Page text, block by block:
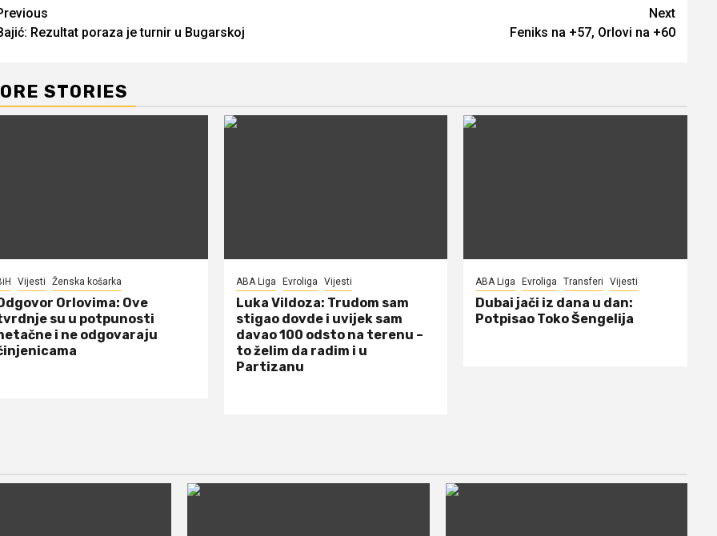
Rezultat poraza je turnir u Bugarskoj
Next
Feniks na +57, Orlovi na +60
STORIES
Vijesti Ženska košarka
Orlovima: ​Ove
su u potpunosti
i ne odgovaraju
ABA Liga Evroliga Vijesti
Luka Vildoza: Trudom sam
stigao dovde i uvijek sam
davao 100 odsto na terenu –
to želim da radim i u
Partizanu
ABA Liga Evroliga Transferi Vijesti
Dubai jači iz dana u dan:
Potpisao Toko Šengelija